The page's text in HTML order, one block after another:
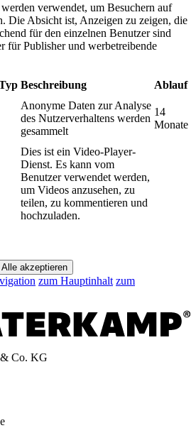
verwendet, um Besuchern auf
Die Absicht ist, Anzeigen zu zeigen, die
für den einzelnen Benutzer sind
für Publisher und werbetreibende
Beschreibung Ablauf
Anonyme Daten zur Analyse
des Nutzerverhaltens werden
gesammelt
14
Monate
Dies ist ein Video-Player-
Dienst. Es kann vom
Benutzer verwendet werden,
um Videos anzusehen, zu
teilen, zu kommentieren und
hochzuladen.
Alle akzeptieren
zum Hauptinhalt zum
Co. KG